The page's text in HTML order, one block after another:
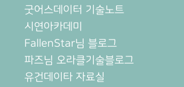
굿어스데이터 기술노트
시연아카데미
FallenStar님 블로그
파즈님 오라클기술블로그
유건데이타 자료실